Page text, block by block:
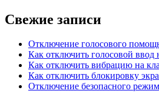
Свежие записи
Отключение голосового
Как отключить голосовой ввод
Как отключить вибрацию на
Как отключить блокировку
Отключение безопасного